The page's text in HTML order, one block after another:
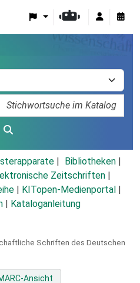
Bibliotheken
Zeitschriften
KITopen-Medienportal
Kataloganleitung
Schriften des Deutschen
Ansicht